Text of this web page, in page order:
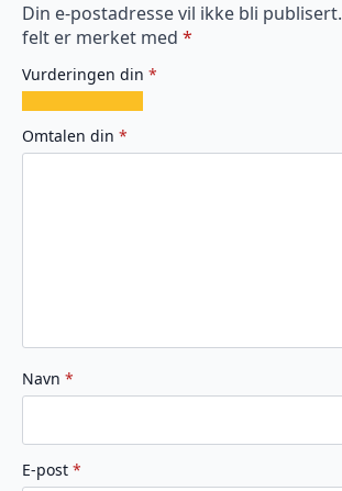
Din e-postadresse vil ikke bli publisert.
felt er merket med *
Vurderingen din *
av
5
av
5
av
5
av
5
av
5
Omtalen din *
Navn *
E-post *